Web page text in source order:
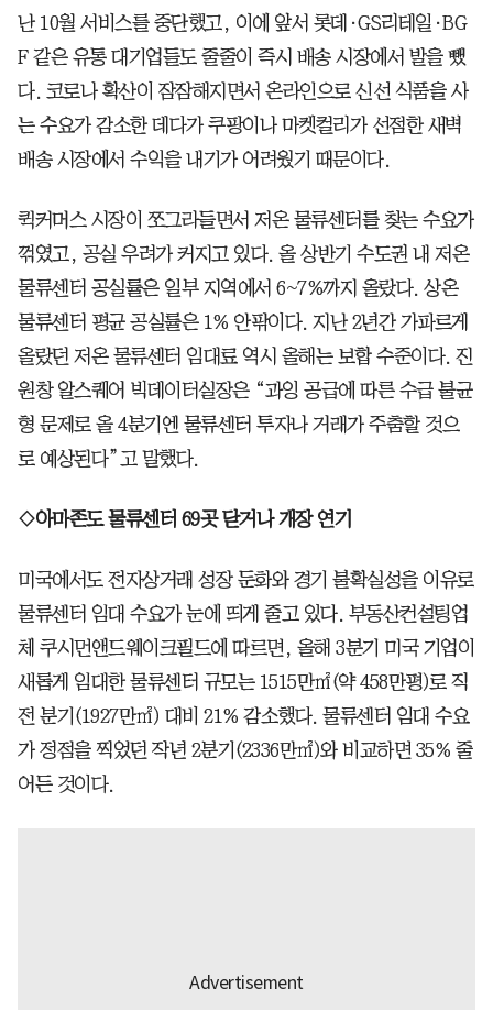
난 10월 서비스를 중단했고, 이에 앞서 롯데·GS리테일·BG
F 같은 유통 대기업들도 줄줄이 즉시 배송 시장에서 발을 뺐
다. 코로나 확산이 잠잠해지면서 온라인으로 신선 식품을 사
는 수요가 감소한 데다가 쿠팡이나 마켓컬리가 선점한 새벽
배송 시장에서 수익을 내기가 어려웠기 때문이다.
퀵커머스 시장이 쪼그라들면서 저온 물류센터를 찾는 수요가
꺾였고, 공실 우려가 커지고 있다. 올 상반기 수도권 내 저온
물류센터 공실률은 일부 지역에서 6~7%까지 올랐다. 상온
물류센터 평균 공실률은 1% 안팎이다. 지난 2년간 가파르게
올랐던 저온 물류센터 임대료 역시 올해는 보합 수준이다. 진
원창 알스퀘어 빅데이터실장은 “과잉 공급에 따른 수급 불균
형 문제로 올 4분기엔 물류센터 투자나 거래가 주춤할 것으
로 예상된다”고 말했다.
◇아마존도 물류센터 69곳 닫거나 개장 연기
미국에서도 전자상거래 성장 둔화와 경기 불확실성을 이유로
물류센터 임대 수요가 눈에 띄게 줄고 있다. 부동산컨설팅업
체 쿠시먼앤드웨이크필드에 따르면, 올해 3분기 미국 기업이
새롭게 임대한 물류센터 규모는 1515만㎡(약 458만평)로 직
전 분기(1927만㎡) 대비 21% 감소했다. 물류센터 임대 수요
가 정점을 찍었던 작년 2분기(2336만㎡)와 비교하면 35% 줄
어든 것이다.